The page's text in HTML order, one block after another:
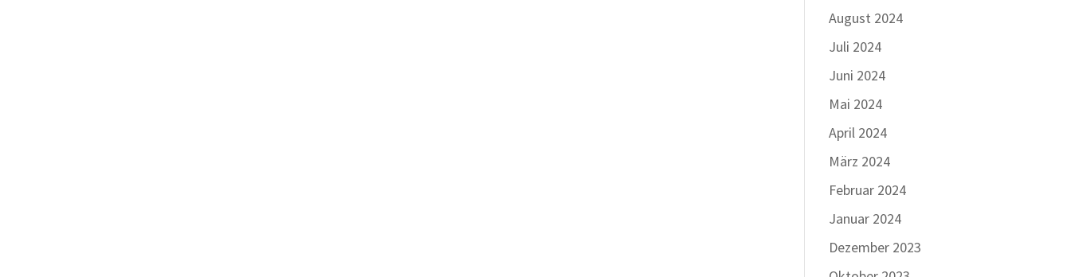
August 2024
Juli 2024
Juni 2024
Mai 2024
April 2024
März 2024
Februar 2024
Januar 2024
Dezember 2023